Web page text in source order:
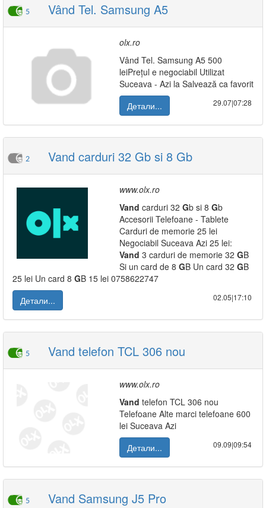
5 Vând Tel. Samsung A5
olx.ro
Vând Tel. Samsung A5 500
leiPrețul e negociabil Utilizat
Suceava - Azi la Salvează ca favorit
Детали...
29.07|07:28
2 Vand carduri 32 Gb si 8 Gb
www.olx.ro
Vand carduri 32 Gb si 8 Gb
Accesorii Telefoane - Tablete
Carduri de memorie 25 lei
Negociabil Suceava Azi 25 lei:
Vand 3 carduri de memorie 32 GB
Si un card de 8 GB Un card 32 GB
25 lei Un card 8 GB 15 lei 0758622747
Детали...
02.05|17:10
5 Vand telefon TCL 306 nou
www.olx.ro
Vand telefon TCL 306 nou
Telefoane Alte marci telefoane 600
lei Suceava Azi
Детали...
09.09|09:54
5 Vand Samsung J5 Pro